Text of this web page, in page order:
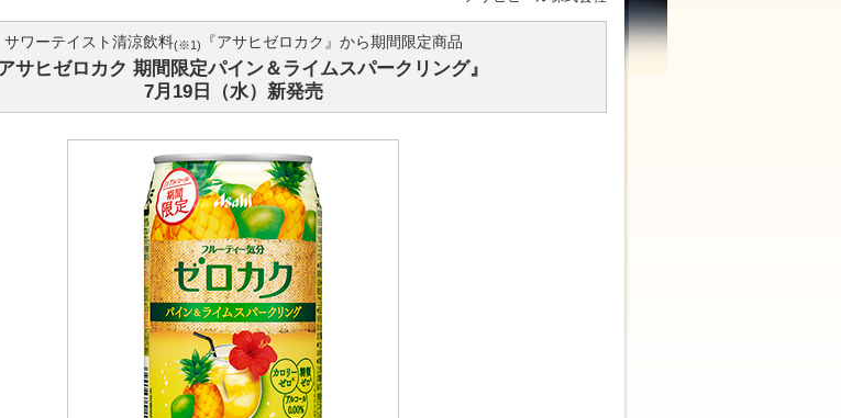
サワーテイスト清涼飲料(※1) 『アサヒゼロカク』から期間限定商品
アサヒゼロカク 期間限定パイン＆ライムスパークリング』
7月19日（水）新発売